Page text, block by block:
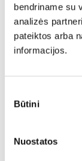
bendriname su
analizės
pateiktos arba
informacijos.
pasirinkimas
Būtini
Nuostatos
1 2 ... 80